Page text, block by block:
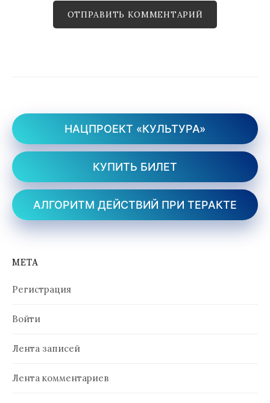
НАЦПРОЕКТ «КУЛЬТУРА»
КУПИТЬ БИЛЕТ
АЛГОРИТМ ДЕЙСТВИЙ ПРИ ТЕРАКТЕ
МЕТА
Регистрация
Войти
Лента записей
Лента комментариев